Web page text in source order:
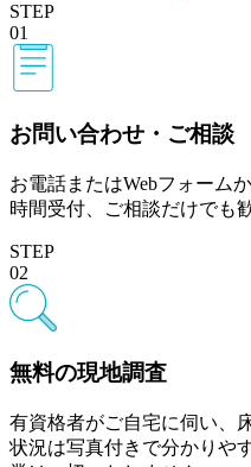
STEP
01
お問い合わせ・ご相談
お電話またはWebフォーム
時間受付、ご相談だけでも
STEP
02
無料の現地調査
有資格者がご自宅に伺い、
状況は写真付きで分かりや